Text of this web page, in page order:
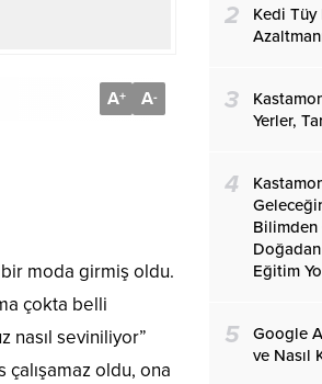
A+ A-
moda girmiş oldu.
çokta belli
nasıl seviniliyor”
çalışamaz oldu, ona
2
Kedi
3
Yerler,
4
Eğitim
5
Google
ve Nasıl